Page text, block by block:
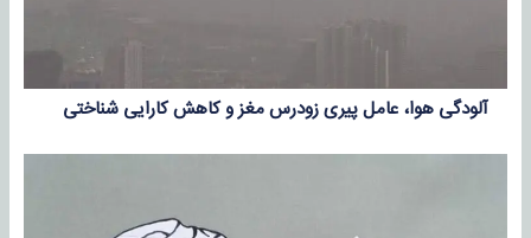
آلودگی هوا، عامل پیری زودرس مغز و کاهش کارایی شناختی